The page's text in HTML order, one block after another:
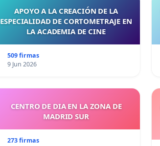
APOYO A LA CREACIÓN DE LA
ESPECIALIDAD DE CORTOMETRAJE EN
LA ACADEMIA DE CINE
509 firmas
9 Jun 2026
CENTRO DE DIA EN LA ZONA DE
MADRID SUR
273 firmas